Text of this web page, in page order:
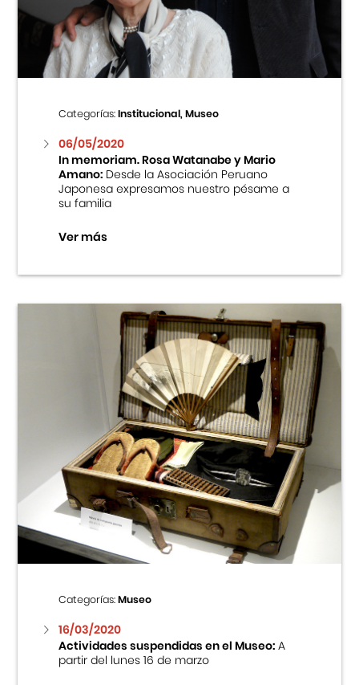
Centro Cultural Peruano Japonés
Cursos
Museo de la Inmigración Japonesa
Fondo Editorial
Teatro Peruano Japonés
Categorías:Institucional, Museo
06/05/2020
In memoriam. Rosa Watanabe y Mario
Amano:Desde la Asociación Peruano
Japonesa expresamos nuestro pésame a
su familia
Ver más
Categorías:Museo
16/03/2020
Actividades suspendidas en el Museo:A
partir del lunes 16 de marzo